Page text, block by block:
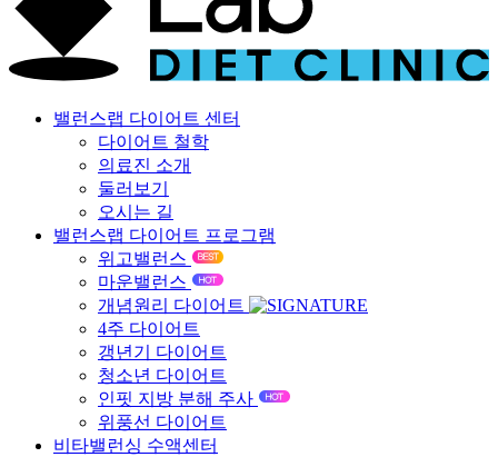
밸런스랩 다이어트 센터
다이어트 철학
의료진 소개
둘러보기
오시는 길
밸런스랩 다이어트 프로그램
위고밸런스
마운밸런스
개념원리 다이어트
4주 다이어트
갱년기 다이어트
청소년 다이어트
인핏 지방 분해 주사
위풍선 다이어트
비타밸런싱 수액센터